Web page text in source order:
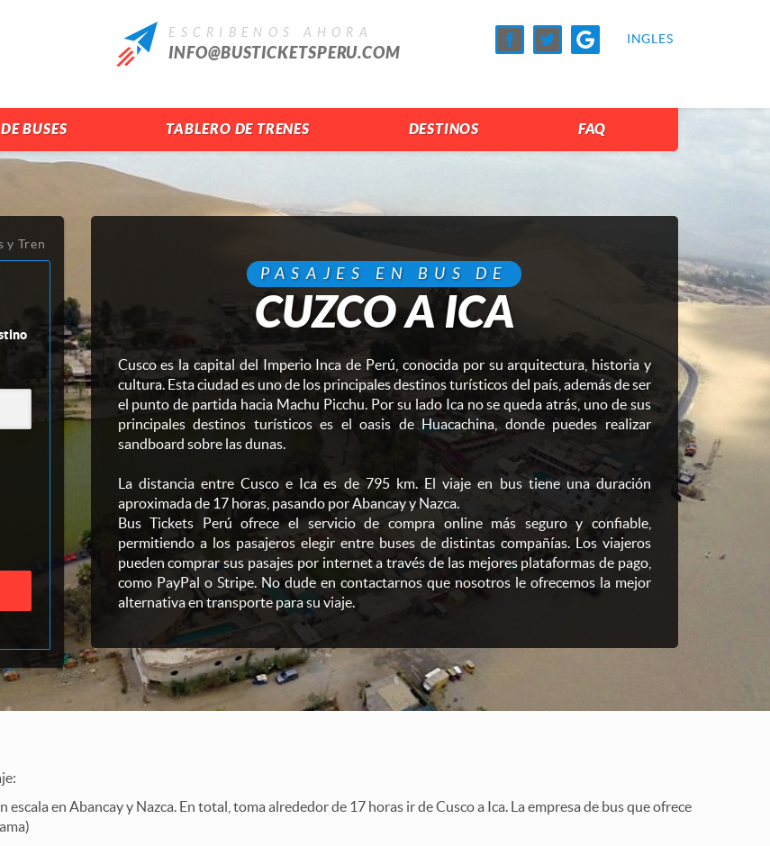
ESCRIBENOS AHORA
INFO@BUSTICKETSPERU.COM
INGLES
BUSES TABLERO DE TRENES DESTINOS FAQ
y Tren
PASAJES EN BUS DE
CUZCO A ICA
Cusco es la capital del Imperio Inca de Perú, conocida por su arquitectura, historia y
cultura. Esta ciudad es uno de los principales destinos turísticos del país, además de ser
el punto de partida hacia Machu Picchu. Por su lado Ica no se queda atrás, uno de sus
principales destinos turísticos es el oasis de Huacachina, donde puedes realizar
sandboard sobre las dunas.
La distancia entre Cusco e Ica es de 795 km. El viaje en bus tiene una duración
aproximada de 17 horas, pasando por Abancay y Nazca.
Bus Tickets Perú ofrece el servicio de compra online más seguro y confiable,
permitiendo a los pasajeros elegir entre buses de distintas compañías. Los viajeros
pueden comprar sus pasajes por internet a través de las mejores plataformas de pago,
como PayPal o Stripe. No dude en contactarnos que nosotros le ofrecemos la mejor
alternativa en transporte para su viaje.
escala en Abancay y Nazca. En total, toma alrededor de 17 horas ir de Cusco a Ica. La empresa de bus que ofrece